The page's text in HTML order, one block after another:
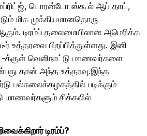
டொரன்டோ ஸ்கூல் ஆப் தாட்,
மிக முக்கியமானதொரு
டிரம்ப் தலைமையிலான அமெரிக்க
உத்தரவை பிறப்பித்துள்ளது. இனி
க்குள் வெளிநாட்டு மாணவர்களை
தான் அந்த உத்தரவு.இந்த
பல்கலைக்கழகத்தில் படிக்கும்
மாணவர்களும் சிக்கலில்
டிரம்ப்?